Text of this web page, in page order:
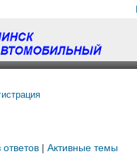
| Активные темы